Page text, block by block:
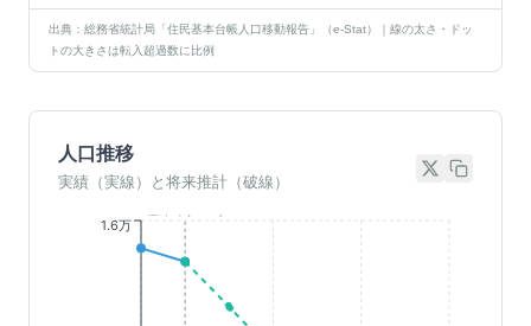
出典：総務省統計局「住民基本台帳人口移動報告」（e-Stat）｜線の太さ・ドッ
トの大きさは転入超過数に比例
人口推移
実績（実線）と将来推計（破線）
1.6万